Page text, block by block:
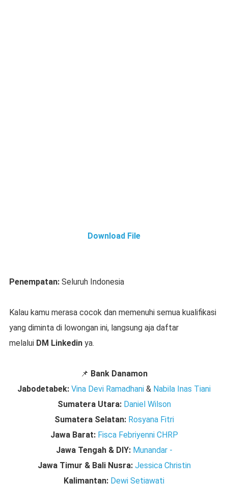
Download File
Penempatan: Seluruh Indonesia
Kalau kamu merasa cocok dan memenuhi semua kualifikasi
yang diminta di lowongan ini, langsung aja daftar
melalui DM Linkedin ya.
📌 Bank Danamon
Jabodetabek: Vina Devi Ramadhani & Nabila Inas Tiani
Sumatera Utara: Daniel Wilson
Sumatera Selatan: Rosyana Fitri
Jawa Barat: Fisca Febriyenni CHRP
Jawa Tengah & DIY: Munandar -
Jawa Timur & Bali Nusra: Jessica Christin
Kalimantan: Dewi Setiawati